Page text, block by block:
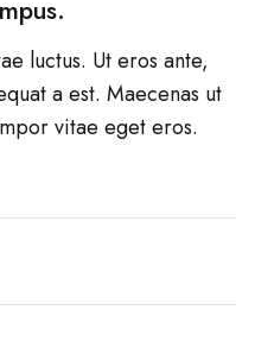
luctus. Ut eros ante,
a est. Maecenas ut
vitae eget eros.